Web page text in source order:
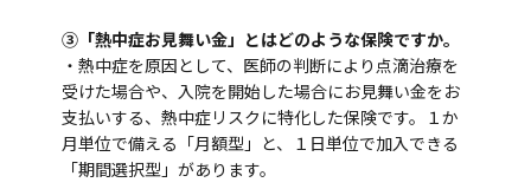
③「熱中症お見舞い金」とはどのような保険ですか。
・熱中症を原因として、医師の判断により点滴治療を
受けた場合や、入院を開始した場合にお見舞い金をお
支払いする、熱中症リスクに特化した保険です。１か
月単位で備える「月額型」と、１日単位で加入できる
「期間選択型」があります。